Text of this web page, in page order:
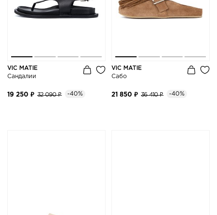
VIC MATIE
Сандалии
19 250 ₽ 32 090 ₽ -40%
VIC MATIE
Сабо
21 850 ₽ 36 410 ₽ -40%